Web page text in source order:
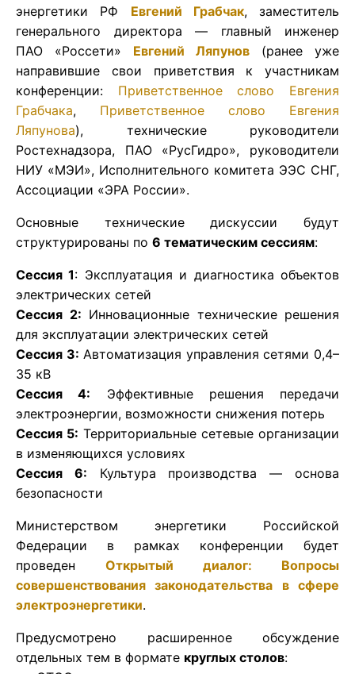
энергетики РФ
Евгений Грабчак, заместитель
генерального директора — главный инженер
ПАО «Россети»
Евгений Ляпунов
(ранее уже
направившие свои приветствия к участникам
конференции:
Приветственное слово Евгения
Грабчака,
Приветственное слово Евгения
Ляпунова), технические руководители
Ростехнадзора, ПАО «РусГидро», руководители
НИУ «МЭИ», Исполнительного комитета ЭЭС СНГ,
Ассоциации «ЭРА России».
Основные технические дискуссии будут
структурированы по 6 тематическим сессиям:
Сессия 1: Эксплуатация и диагностика объектов
электрических сетей
Сессия 2: Инновационные технические решения
для эксплуатации электрических сетей
Сессия 3: Автоматизация управления сетями 0,4–
35 кВ
Сессия 4:
Эффективные решения передачи
электроэнергии, возможности снижения потерь
Сессия 5: Территориальные сетевые организации
в изменяющихся условиях
Сессия 6:
Культура производства — основа
безопасности
Министерством энергетики Российской
Федерации в рамках конференции будет
проведен
Открытый диалог: Вопросы
совершенствования законодательства в сфере
электроэнергетики.
Предусмотрено расширенное обсуждение
отдельных тем в формате круглых столов: